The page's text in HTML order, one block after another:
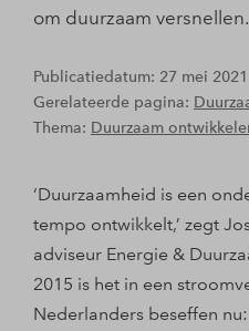
om duurzaam versnellen.
Publicatiedatum: 27 mei 2021
Gerelateerde pagina:
Thema: Duurzaam
‘Duurzaamheid is een
tempo ontwikkelt,’ zegt
adviseur Energie &
2015 is het in een
Nederlanders beseffen